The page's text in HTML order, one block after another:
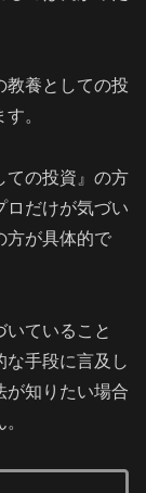
教養としての投
。
ての投資』の方
ロだけが気づい
方が具体的で
いていること
な手段に言及し
が知りたい場合